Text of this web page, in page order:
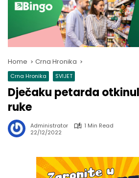
Home Crna Hronika
Crna Hronika SVIJET
Dječaku petarda
ruke
Administrator
1 Min Read
22/12/2022